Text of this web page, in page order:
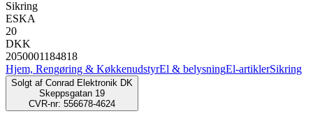
Sikring
ESKA
20
DKK
2050001184818
Hjem, Rengøring & KøkkenudstyrEl & belysningEl-artiklerSikring
Solgt af Conrad Elektronik DK
Skeppsgatan 19
CVR-nr: 556678-4624